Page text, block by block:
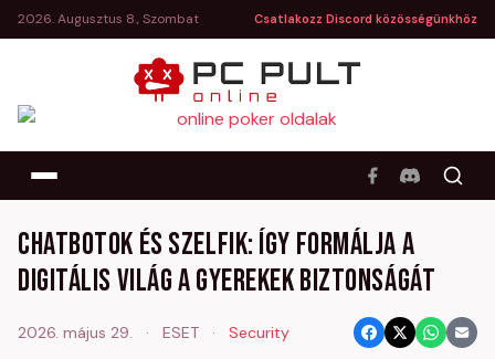
2026. Augusztus 8., Szombat Csatlakozz Discord közösségünkhöz
Chatbotok és szelfik: így formálja a
digitális világ a gyerekek biztonságát
2026. május 29. · ESET · Security